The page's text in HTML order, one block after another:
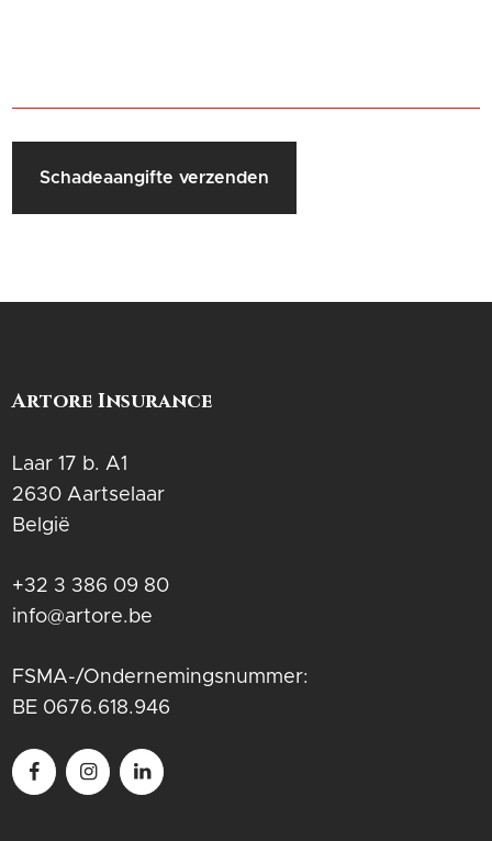
Schadeaangifte verzenden
Artore Insurance
Laar 17 b. A1
2630 Aartselaar
België
+32 3 386 09 80
info@artore.be
FSMA-/Ondernemingsnummer:
BE 0676.618.946